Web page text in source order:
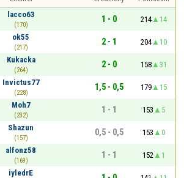
lacco63
(170)
1 - 0 214
14
ok55
(217)
2 - 1 204
10
Kukacka
(264)
2 - 0 158
31
Invictus77
(228)
1,5 - 0,5 179
15
Moh7
(232)
1 - 1 153
5
Shazun
(157)
0,5 - 0,5 153
0
alfonz58
(169)
1 - 1 152
1
iyledrE